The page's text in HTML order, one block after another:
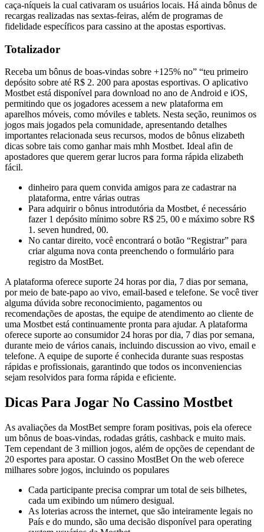
caça-níqueis la cual cativaram os usuários locais. Há ainda bônus de
recargas realizadas nas sextas-feiras, além de programas de
fidelidade específicos para cassino at the apostas esportivas.
Totalizador
Receba um bônus de boas-vindas sobre +125% no” “teu primeiro
depósito sobre até R$ 2. 200 para apostas esportivas. O aplicativo
Mostbet está disponível para download no ano de Android e iOS,
permitindo que os jogadores acessem a new plataforma em
aparelhos móveis, como móviles e tablets. Nesta seção, reunimos os
jogos mais jogados pela comunidade, apresentando detalhes
importantes relacionada seus recursos, modos de bônus elizabeth
dicas sobre tais como ganhar mais mhh Mostbet. Ideal afin de
apostadores que querem gerar lucros para forma rápida elizabeth
fácil.
dinheiro para quem convida amigos para ze cadastrar na
plataforma, entre várias outras
Para adquirir o bônus introdutória da Mostbet, é necessário
fazer 1 depósito mínimo sobre R$ 25, 00 e máximo sobre R$
1. seven hundred, 00.
No cantar direito, você encontrará o botão “Registrar” para
criar alguma nova conta preenchendo o formulário para
registro da MostBet.
A plataforma oferece suporte 24 horas por dia, 7 dias por semana,
por meio de bate-papo ao vivo, email-based e telefone. Se você tiver
alguma dúvida sobre reconocimiento, pagamentos ou
recomendações de apostas, the equipe de atendimento ao cliente de
uma Mostbet está continuamente pronta para ajudar. A plataforma
oferece suporte ao consumidor 24 horas por dia, 7 dias por semana,
durante meio de vários canais, incluindo discussion ao vivo, email e
telefone. A equipe de suporte é conhecida durante suas respostas
rápidas e profissionais, garantindo que todos os inconveniencias
sejam resolvidos para forma rápida e eficiente.
Dicas Para Jogar No Cassino Mostbet
As avaliações da MostBet sempre foram positivas, pois ela oferece
um bônus de boas-vindas, rodadas grátis, cashback e muito mais.
Tem cependant de 3 million jogos, além de opções de cependant de
20 esportes para apostar. O cassino MostBet On the web oferece
milhares sobre jogos, incluindo os populares
Cada participante precisa comprar um total de seis bilhetes,
cada um exibindo um número desigual.
As loterias across the internet, que são inteiramente legais no
País e do mundo, são uma decisão disponível para operating